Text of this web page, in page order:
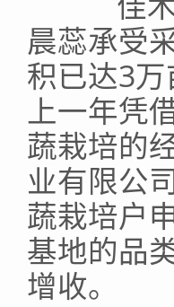
晨蕊承受
积已达3
上一年凭
蔬栽培的
业有限公
蔬栽培户
基地的品
增收。